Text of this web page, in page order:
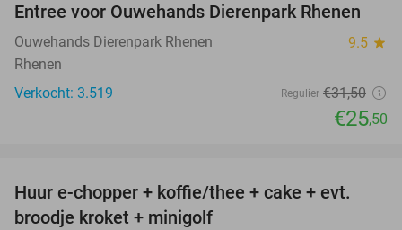
19%
Entree voor Ouwehands Dierenpark Rhenen
Ouwehands Dierenpark Rhenen 9.5 star
Rhenen
Verkocht: 3.519
Regulier €31,50
€25,50
34%
Huur e-chopper + koffie/thee + cake + evt.
broodje kroket + minigolf